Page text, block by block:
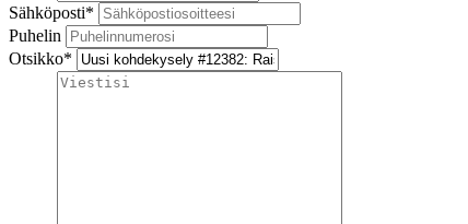
Sähköposti*
Puhelin
Otsikko*